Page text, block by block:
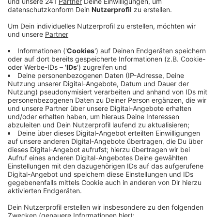
Anzeige
Wegen der Arbeiten am Neubau der Brücke hatte die
Autobahn GmbH die Fahrbahn in Richtung Leverkusen
zwischen Köln-Nord und Leverkusen-West am
Freitagabend gesperrt und das sollte eigentlich bis
Montagmorgen so bleiben. Die Autobahnbauer waren
aber früher mit den Arbeiten fertig und konnten die
Fahrbahn darum früher wieder freigeben. Bereits am
vorherigen Wochenende musste die Rheinbrücke in der
Gegenrichtung (Fahrtrichtung Köln) voll gesperrt
werden. Auch hier wurde die Fahrbahn früher als
geplant wieder freigeben. Die Autobahn GmbH
Rheinland hat an den beiden Wochenenden die
umgebaut.